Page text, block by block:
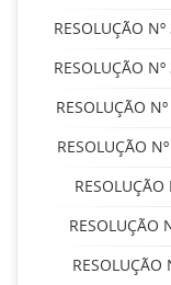
RESOLUÇÃO
RESOLUÇÃO
RESOLUÇÃO
RESOLUÇÃO
RESOLUÇÃO